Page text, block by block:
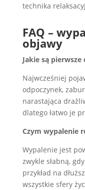
technika
FAQ –
objawy
Jakie są
Najwcześniej
odpoczynek,
narastająca
dlatego łatwo je
Czym wypalenie
Wypalenie jest
zwykle słabną,
przykład na
wszystkie sfery